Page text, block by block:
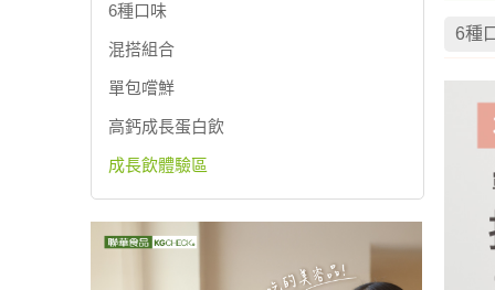
6種口味
混搭組合
單包嚐鮮
高鈣成長蛋白飲
成長飲體驗區
6種